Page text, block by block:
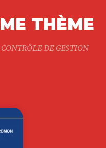
THÈME
DE GESTION